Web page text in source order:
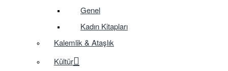
Genel
Kadın Kitapları
Kalemlik & Ataşlık
Kültür